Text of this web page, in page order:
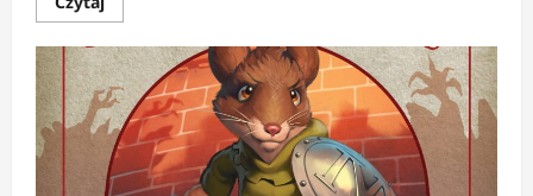
się
o
RECENZJA:
Kraina
Kwiatu
i
Mchu
|
Jak
powstaje